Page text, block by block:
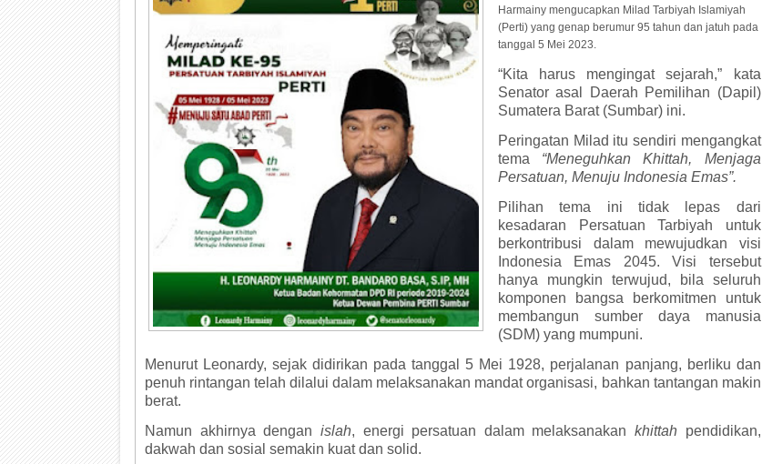
Harmainy mengucapkan Milad Tarbiyah Islamiyah
(Perti) yang genap berumur 95 tahun dan jatuh pada
tanggal 5 Mei 2023.
“Kita harus mengingat sejarah,” kata
Senator asal Daerah Pemilihan (Dapil)
Sumatera Barat (Sumbar) ini.
Peringatan Milad itu sendiri mengangkat
tema “Meneguhkan Khittah, Menjaga
Persatuan, Menuju Indonesia Emas”.
Pilihan tema ini tidak lepas dari
kesadaran Persatuan Tarbiyah untuk
berkontribusi dalam mewujudkan visi
Indonesia Emas 2045. Visi tersebut
hanya mungkin terwujud, bila seluruh
komponen bangsa berkomitmen untuk
membangun sumber daya manusia
(SDM) yang mumpuni.
Menurut Leonardy, sejak didirikan pada tanggal 5 Mei 1928, perjalanan panjang, berliku dan
penuh rintangan telah dilalui dalam melaksanakan mandat organisasi, bahkan tantangan makin
berat.
Namun akhirnya dengan islah, energi persatuan dalam melaksanakan khittah pendidikan,
dakwah dan sosial semakin kuat dan solid.